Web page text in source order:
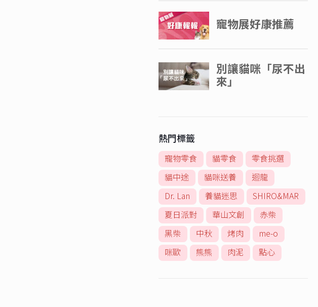
熱門標籤
寵物零食 貓零食
零食挑選
貓中途
貓咪送養
迴龍
Dr. Lan
養貓迷思
SHIRO&MAR
夏日派對
華山文創
赤柴
黑柴
中秋 烤肉
me-o
咪歐
熊熊 肉泥 點心